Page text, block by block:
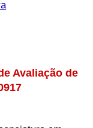
Avaliação de